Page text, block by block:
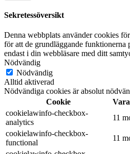
Sekretessöversikt
Denna webbplats använder cookies
för att de grundläggande funktionerna
endast i din webbläsare med ditt
Nödvändig
Nödvändig
Alltid aktiverad
Nödvändiga cookies är absolut
Cookie
cookielawinfo-checkbox-
analytics
11
cookielawinfo-checkbox-
functional
11